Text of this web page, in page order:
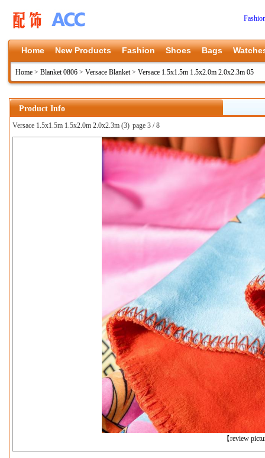
Home New Products Fashion Shoes Bags
Home > Blanket 0806 > Versace Blanket> Versace 1.5x1.5m 1.5x2.0m 2.0x2.3m 05
Product Info
Versace 1.5x1.5m 1.5x2.0m 2.0x2.3m (3) page 3 / 8
【review
下一张